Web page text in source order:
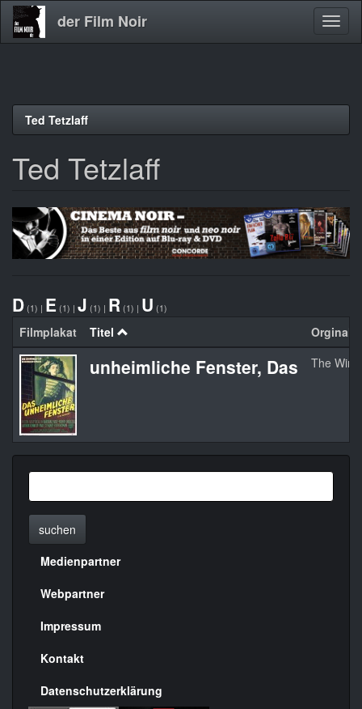
Direkt
der Film Noir
Ted Tetzlaff
Ted Tetzlaff
D (1) | E (1) | J (1) | R (1) | U (1)
Filmplakat Titel
unheimliche Fenster, Das The
suchen
Menülinks
rechte
Seite
Medienpartner
Webpartner
Impressum
Kontakt
Datenschutzerklärung